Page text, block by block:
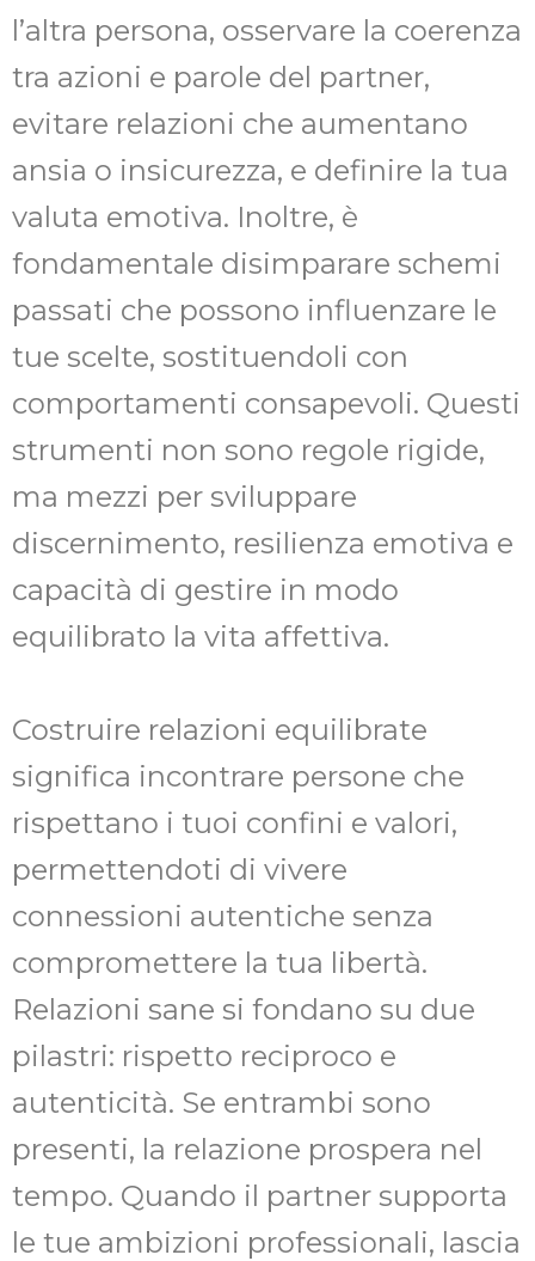
l’altra persona, osservare la coerenza
tra azioni e parole del partner,
evitare relazioni che aumentano
ansia o insicurezza, e definire la tua
valuta emotiva. Inoltre, è
fondamentale disimparare schemi
passati che possono influenzare le
tue scelte, sostituendoli con
comportamenti consapevoli. Questi
strumenti non sono regole rigide,
ma mezzi per sviluppare
discernimento, resilienza emotiva e
capacità di gestire in modo
equilibrato la vita affettiva.
Costruire relazioni equilibrate
significa incontrare persone che
rispettano i tuoi confini e valori,
permettendoti di vivere
connessioni autentiche senza
compromettere la tua libertà.
Relazioni sane si fondano su due
pilastri: rispetto reciproco e
autenticità. Se entrambi sono
presenti, la relazione prospera nel
tempo. Quando il partner supporta
le tue ambizioni professionali, lascia